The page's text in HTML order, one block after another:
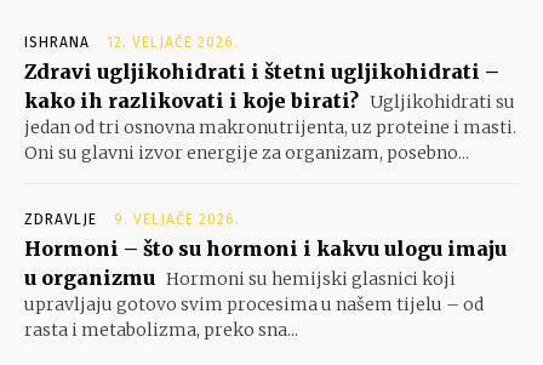
ISHRANA 12. VELJAČE 2026.
Zdravi ugljikohidrati i štetni ugljikohidrati –
kako ih razlikovati i koje birati? Ugljikohidrati su
jedan od tri osnovna makronutrijenta, uz proteine i masti.
Oni su glavni izvor energije za organizam, posebno...
ZDRAVLJE 9. VELJAČE 2026.
Hormoni – što su hormoni i kakvu ulogu imaju
u organizmu Hormoni su hemijski glasnici koji
upravljaju gotovo svim procesima u našem tijelu – od
rasta i metabolizma, preko sna...